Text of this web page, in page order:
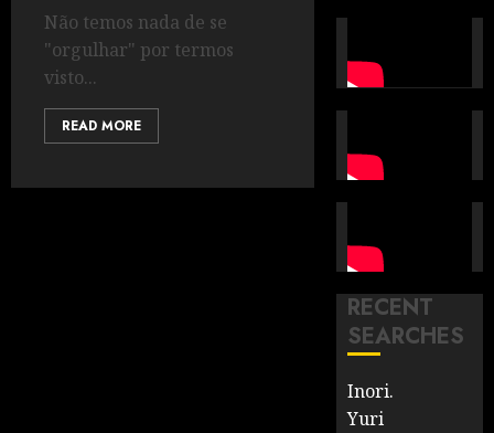
Não temos nada de se
"orgulhar" por termos
visto...
READ MORE
RECENT
SEARCHES
Inori.
Yuri